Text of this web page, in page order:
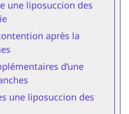
une liposuccion des
après la
d’une
une liposuccion des